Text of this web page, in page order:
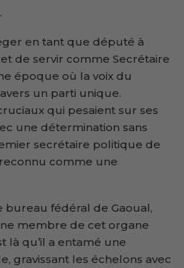
en tant que député à
de servir comme Secrétaire
époque où la voix du
un parti unique.
qui pesaient sur ses
une détermination sans
secrétaire politique de
comme une
bureau fédéral de Gaoual,
membre de cet organe
là qu’il a entamé une
gravissant les échelons avec